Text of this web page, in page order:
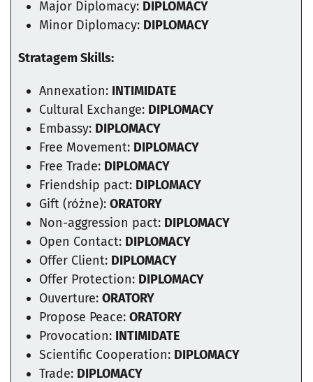
Major Diplomacy: DIPLOMACY
Minor Diplomacy: DIPLOMACY
Stratagem Skills:
Annexation: INTIMIDATE
Cultural Exchange: DIPLOMACY
Embassy: DIPLOMACY
Free Movement: DIPLOMACY
Free Trade: DIPLOMACY
Friendship pact: DIPLOMACY
Gift (różne): ORATORY
Non-aggression pact: DIPLOMACY
Open Contact: DIPLOMACY
Offer Client: DIPLOMACY
Offer Protection: DIPLOMACY
Ouverture: ORATORY
Propose Peace: ORATORY
Provocation: INTIMIDATE
Scientific Cooperation: DIPLOMACY
Trade: DIPLOMACY